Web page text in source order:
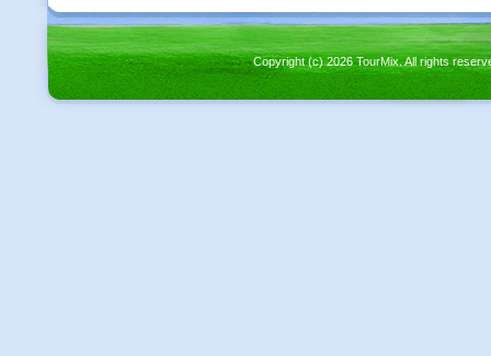
Copyright (c) 2026 TourMix. All rights